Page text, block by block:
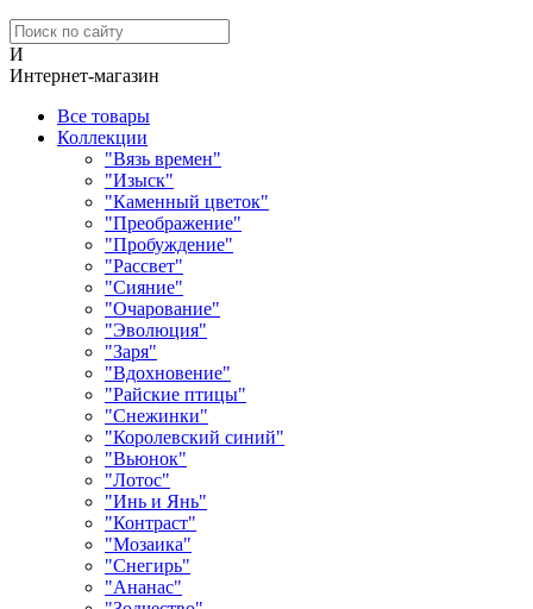
И
Интернет-магазин
Все товары
Коллекции
"Вязь времен"
"Изыск"
"Каменный цветок"
"Преображение"
"Пробуждение"
"Рассвет"
"Сияние"
"Очарование"
"Эволюция"
"Заря"
"Вдохновение"
"Райские птицы"
"Снежинки"
"Королевский синий"
"Вьюнок"
"Лотос"
"Инь и Янь"
"Контраст"
"Мозаика"
"Снегирь"
"Ананас"